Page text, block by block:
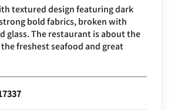
textured design featuring dark
bold fabrics, broken with
glass. The restaurant is about the
freshest seafood and great